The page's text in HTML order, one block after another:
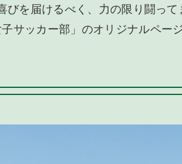
を届けるべく、力の限り闘って
サッカー部」のオリジナルペー